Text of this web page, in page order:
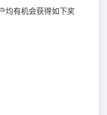
均有机会获得如下奖